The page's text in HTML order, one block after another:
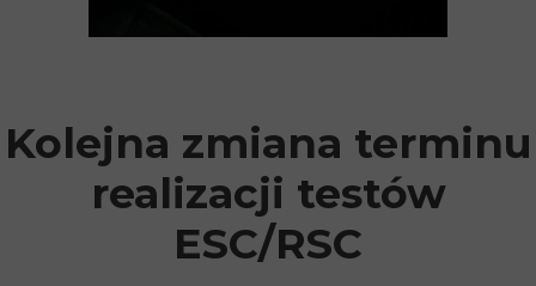
Kolejna zmiana terminu
realizacji testów
ESC/RSC